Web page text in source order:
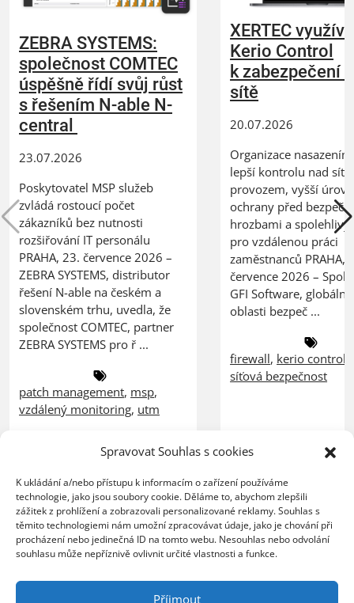
Spravovat Souhlas s cookies
K ukládání a/nebo přístupu k informacím o zařízení používáme
technologie, jako jsou soubory cookie. Děláme to, abychom zlepšili
zážitek z prohlížení a zobrazovali personalizované reklamy. Souhlas s
těmito technologiemi nám umožní zpracovávat údaje, jako je chování při
procházení nebo jedinečná ID na tomto webu. Nesouhlas nebo odvolání
souhlasu může nepříznivě ovlivnit určité vlastnosti a funkce.
Příjmout
ZEBRA SYSTEMS:
společnost COMTEC
úspěšně řídí svůj růst
s řešením N-able N-
central
23.07.2026
Poskytovatel MSP služeb
zvládá rostoucí počet
zákazníků bez nutnosti
rozšiřování IT personálu
PRAHA, 23. července 2026 –
ZEBRA SYSTEMS, distributor
řešení N-able na českém a
slovenském trhu, uvedla, že
společnost COMTEC, partner
ZEBRA SYSTEMS pro ř ...
patch management, msp,
vzdálený monitoring, utm
XERTEC
Kerio Control
k zabezpečení
sítě
20.07.2026
Organizace
lepší kontrolu nad
provozem, vyšší
ochrany před
hrozbami a spolehlivý
pro vzdálenou práci
zaměstnanců PRAHA,
července 2026 –
GFI Software,
oblasti bezpeč ...
firewall, kerio control
síťová bezpečnost